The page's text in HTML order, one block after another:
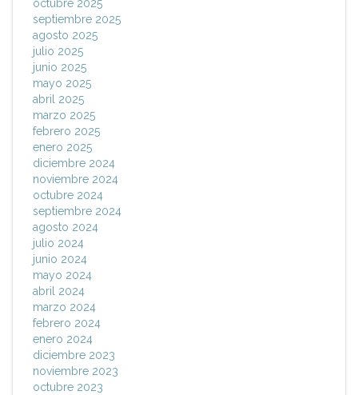
octubre 2025
septiembre 2025
agosto 2025
julio 2025
junio 2025
mayo 2025
abril 2025
marzo 2025
febrero 2025
enero 2025
diciembre 2024
noviembre 2024
octubre 2024
septiembre 2024
agosto 2024
julio 2024
junio 2024
mayo 2024
abril 2024
marzo 2024
febrero 2024
enero 2024
diciembre 2023
noviembre 2023
octubre 2023